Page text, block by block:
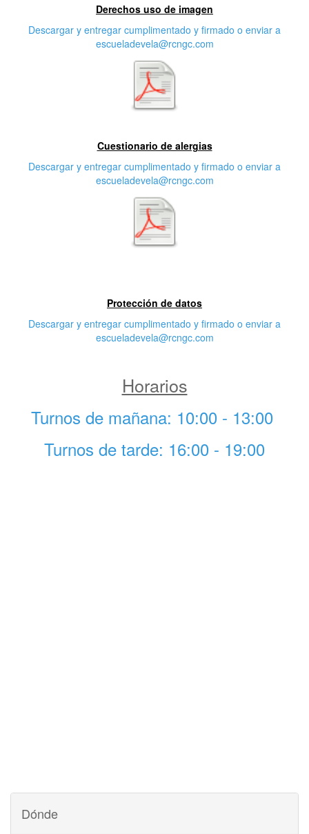
Derechos uso de imagen
Descargar y entregar cumplimentado y firmado o enviar a
escueladevela@rcngc.com
Cuestionario de alergias
Descargar y entregar cumplimentado y firmado o enviar a
escueladevela@rcngc.com
Protección de datos
Descargar y entregar cumplimentado y firmado o enviar a
escueladevela@rcngc.com
Horarios
Turnos de mañana: 10:00 - 13:00
Turnos de tarde: 16:00 - 19:00
Dónde